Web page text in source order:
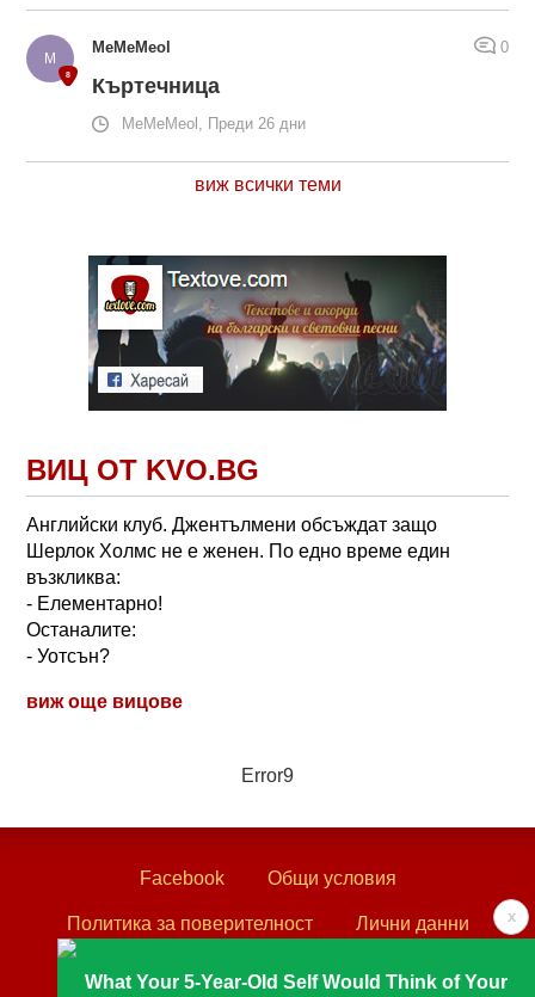
MeMeMeol 0
Къртечница
MeMeMeol, Преди 26 дни
виж всички теми
ВИЦ ОТ KVO.BG
Английски клуб. Джентълмени обсъждат защо
Шерлок Холмс не е женен. По едно време един
възкликва:
- Елементарно!
Останалите:
- Уотсън?
виж още вицове
Error9
x
What Your 5-Year-Old Self Would Think of Your
Facebook Общи условия
Политика за поверителност Лични данни